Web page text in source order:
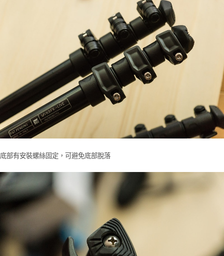
底部有安裝螺絲固定，可避免底部脫落